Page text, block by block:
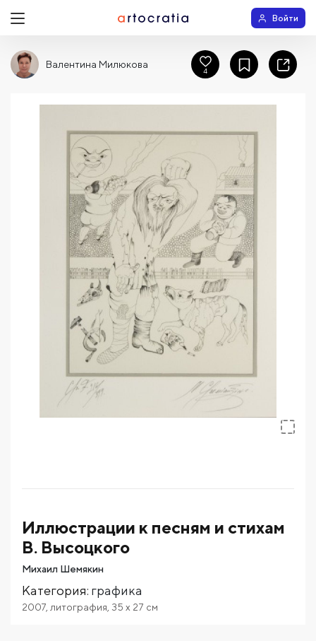
Войти
Иллюстрации к песням и стихам
В. Высоцкого
Михаил Шемякин
Категория: графика
2007 литография 35 x 27 см
Валентина Милюкова
4